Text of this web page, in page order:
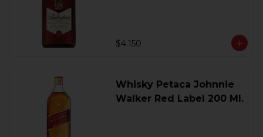
$4.150
Whisky Petaca Johnnie
Walker Red Label 200 Ml.